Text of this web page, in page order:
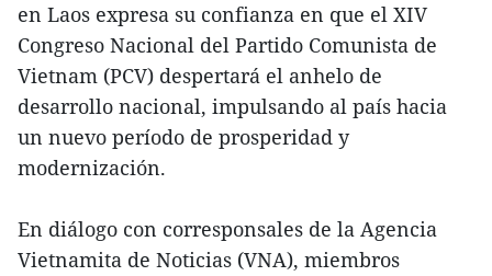
en Laos expresa su confianza en que el XIV
Congreso Nacional del Partido Comunista de
Vietnam (PCV) despertará el anhelo de
desarrollo nacional, impulsando al país hacia
un nuevo período de prosperidad y
modernización.
En diálogo con corresponsales de la Agencia
Vietnamita de Noticias (VNA), miembros